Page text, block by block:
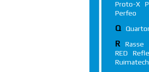
Proto-X
Perfeo
Q
R Rasse
RED
Ruimatech